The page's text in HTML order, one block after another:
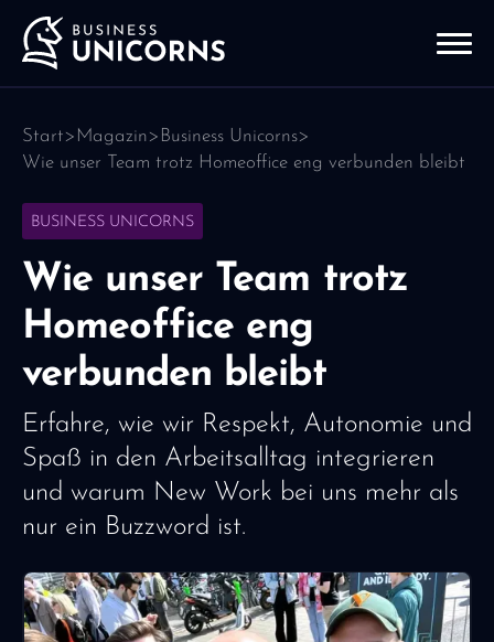
Start> Magazin> Business Unicorns>
Wie unser Team trotz Homeoffice eng verbunden bleibt
BUSINESS UNICORNS
Wie unser Team trotz
Homeoffice eng
verbunden bleibt
Erfahre, wie wir Respekt, Autonomie und
Spaß in den Arbeitsalltag integrieren
und warum New Work bei uns mehr als
nur ein Buzzword ist.